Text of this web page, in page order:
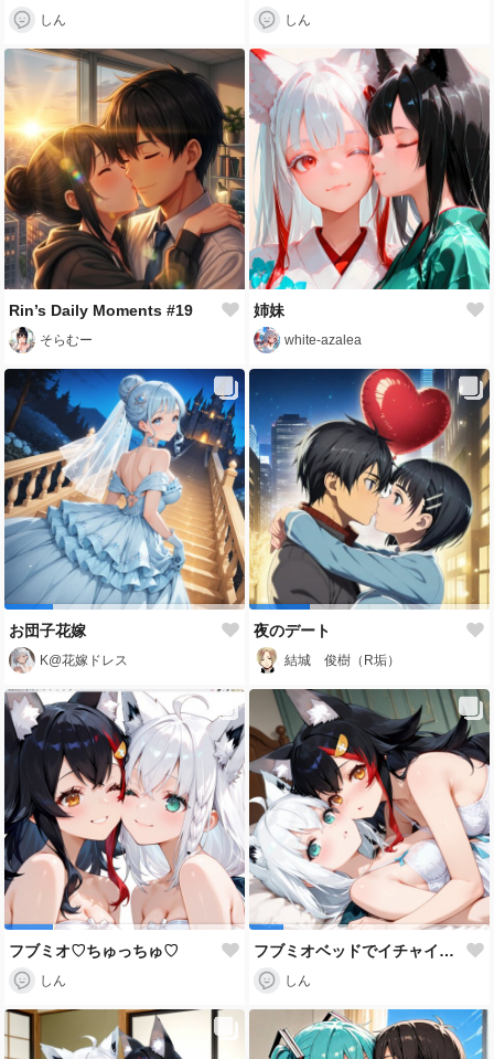
しん しん
Rin’s Daily Moments #19
そらむー
姉妹
white-azalea
お団子花嫁
K@花嫁ドレス
夜のデート
結城 俊樹（R垢）
フブミオ♡ちゅっちゅ♡
しん
フブミオベッドでイチャイチャ♡
しん